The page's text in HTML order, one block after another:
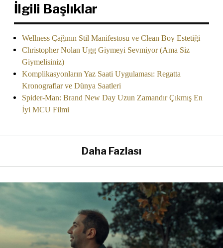
İlgili Başlıklar
Wellness Çağının Stil Manifestosu ve Clean Boy Estetiği
Christopher Nolan Ugg Giymeyi Sevmiyor (Ama Siz
Giymelisiniz)
Komplikasyonların Yaz Saati Uygulaması: Regatta
Kronograflar ve Dünya Saatleri
Spider-Man: Brand New Day Uzun Zamandır Çıkmış En
İyi MCU Filmi
Daha Fazlası